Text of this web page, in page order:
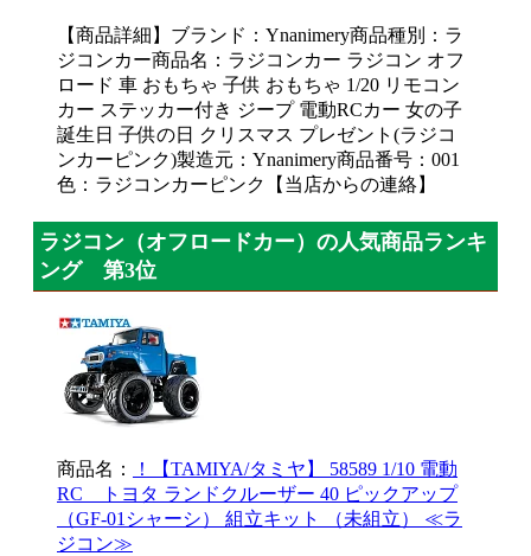
【商品詳細】ブランド：Ynanimery商品種別：ラ
ジコンカー商品名：ラジコンカー ラジコン オフ
ロード 車 おもちゃ 子供 おもちゃ 1/20 リモコン
カー ステッカー付き ジープ 電動RCカー 女の子
誕生日 子供の日 クリスマス プレゼント(ラジコ
ンカーピンク)製造元：Ynanimery商品番号：001
色：ラジコンカーピンク【当店からの連絡】
ラジコン（オフロードカー）の人気商品ランキ
ング 第3位
商品名：
！【TAMIYA/タミヤ】 58589 1/10 電動
RC トヨタ ランドクルーザー 40 ピックアップ
（GF-01シャーシ） 組立キット （未組立） ≪ラ
ジコン≫